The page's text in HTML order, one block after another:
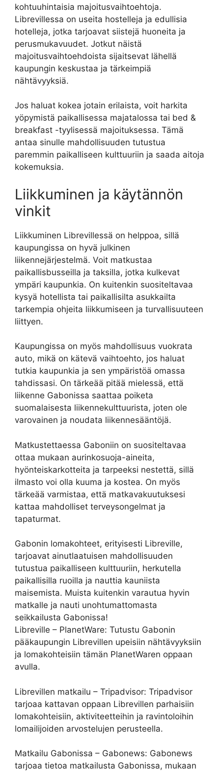
kohtuuhintaisia ​​majoitusvaihtoehtoja.
Librevillessa on useita hostelleja ja edullisia
hotelleja, jotka tarjoavat siistejä huoneita ja
perusmukavuudet. Jotkut näistä
majoitusvaihtoehdoista sijaitsevat lähellä
kaupungin keskustaa ja tärkeimpiä
nähtävyyksiä.
Jos haluat kokea jotain erilaista, voit harkita
yöpymistä paikallisessa majatalossa tai bed &
breakfast -tyylisessä majoituksessa. Tämä
antaa sinulle mahdollisuuden tutustua
paremmin paikalliseen kulttuuriin ja saada aitoja
kokemuksia.
Liikkuminen ja käytännön
vinkit
Liikkuminen Librevillessä on helppoa, sillä
kaupungissa on hyvä julkinen
liikennejärjestelmä. Voit matkustaa
paikallisbusseilla ja taksilla, jotka kulkevat
ympäri kaupunkia. On kuitenkin suositeltavaa
kysyä hotellista tai paikallisilta asukkailta
tarkempia ohjeita liikkumiseen ja turvallisuuteen
liittyen.
Kaupungissa on myös mahdollisuus vuokrata
auto, mikä on kätevä vaihtoehto, jos haluat
tutkia kaupunkia ja sen ympäristöä omassa
tahdissasi. On tärkeää pitää mielessä, että
liikenne Gabonissa saattaa poiketa
suomalaisesta liikennekulttuurista, joten ole
varovainen ja noudata liikennesääntöjä.
Matkustettaessa Gaboniin on suositeltavaa
ottaa mukaan aurinkosuoja-aineita,
hyönteiskarkotteita ja tarpeeksi nestettä, sillä
ilmasto voi olla kuuma ja kostea. On myös
tärkeää varmistaa, että matkavakuutuksesi
kattaa mahdolliset terveysongelmat ja
tapaturmat.
Gabonin lomakohteet, erityisesti Libreville,
tarjoavat ainutlaatuisen mahdollisuuden
tutustua paikalliseen kulttuuriin, herkutella
paikallisilla ruoilla ja nauttia kauniista
maisemista. Muista kuitenkin varautua hyvin
matkalle ja nauti unohtumattomasta
seikkailusta Gabonissa!
Libreville – PlanetWare: Tutustu Gabonin
pääkaupungin Librevillen upeisiin nähtävyyksiin
ja lomakohteisiin tämän PlanetWaren oppaan
avulla.
Librevillen matkailu – Tripadvisor: Tripadvisor
tarjoaa kattavan oppaan Librevillen parhaisiin
lomakohteisiin, aktiviteetteihin ja ravintoloihin
lomailijoiden arvostelujen perusteella.
Matkailu Gabonissa – Gabonews: Gabonews
tarjoaa tietoa matkailusta Gabonissa, mukaan